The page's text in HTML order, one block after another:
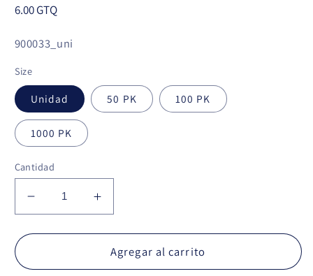
Precio
6.00 GTQ
SKU:
900033_uni
Size
Unidad 50 PK 100 PK
1000 PK
Cantidad
Reducir
cantidad
para
Vidrio
Aumentar
cantidad
para
Gotero
Vidrio
Agregar al carrito